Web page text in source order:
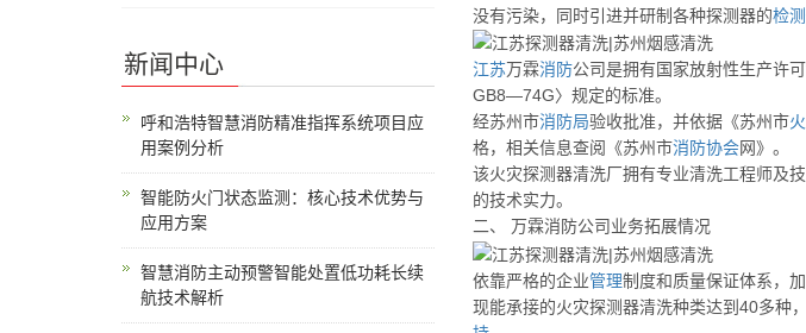
没有污染，同时引进并研制各种探测器的检测
江苏万霖消防公司是拥有国家放射性生产许
GB8—74G〉规定的标准。
经苏州市消防局验收批准，并依据《苏州市
格，相关信息查阅《苏州市消防协会网》。
该火灾探测器清洗厂拥有专业清洗工程师及
的技术实力。
二、 万霖消防公司业务拓展情况
依靠严格的企业管理制度和质量保证体系，
现能承接的火灾探测器清洗种类达到40多种
新闻中心
呼和浩特智慧消防精准指挥系统项目应
用案例分析
智能防火门状态监测：核心技术优势与
应用方案
智慧消防主动预警智能处置低功耗长续
航技术解析